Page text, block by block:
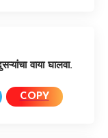
वाया घालवा.
COPY